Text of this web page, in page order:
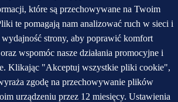
które są przechowywane na Twoim
te pomagają nam analizować ruch w sieci i
strony, aby poprawić komfort
wspomóc nasze działania promocyjne i
Klikając "Akceptuj wszystkie pliki cookie",
zgodę na przechowywanie plików
urządzeniu przez 12 miesięcy. Ustawienia